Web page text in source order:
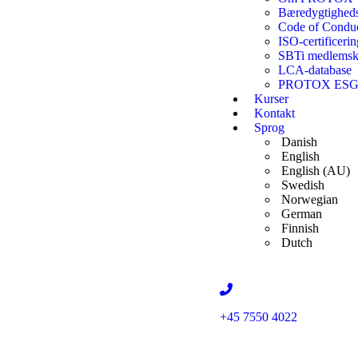
Code of
ISO-
SBTi
LCA-database
PROTOX
Kurser
Kontakt
Sprog
Danish
English
English (AU)
Swedish
Norwegian
German
Finnish
Dutch
+45 7550 4022